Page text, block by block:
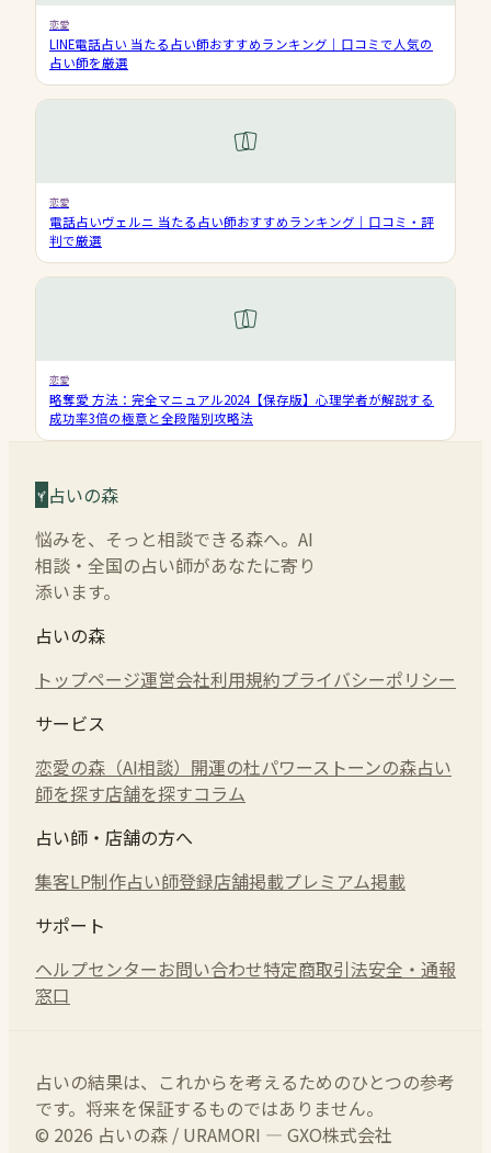
恋愛
LINE電話占い 当たる占い師おすすめランキング｜口コミで人気の
占い師を厳選
恋愛
電話占いヴェルニ 当たる占い師おすすめランキング｜口コミ・評
判で厳選
恋愛
略奪愛 方法：完全マニュアル2024【保存版】心理学者が解説する
成功率3倍の極意と全段階別攻略法
占いの森
悩みを、そっと相談できる森へ。AI
相談・全国の占い師があなたに寄り
添います。
占いの森
トップページ運営会社利用規約プライバシーポリシー
サービス
恋愛の森（AI相談） 開運の杜パワーストーンの森占い
師を探す店舗を探すコラム
占い師・店舗の方へ
集客LP制作占い師登録店舗掲載プレミアム掲載
サポート
ヘルプセンターお問い合わせ特定商取引法安全・通報
窓口
占いの結果は、これからを考えるためのひとつの参考
です。将来を保証するものではありません。
© 2026 占いの森 / URAMORI — GXO株式会社